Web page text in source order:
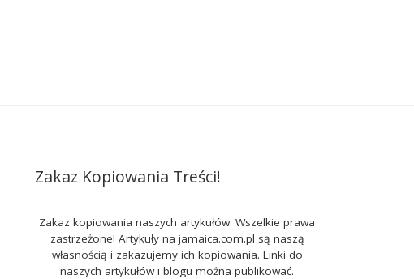
Zakaz Kopiowania Treści!
Zakaz kopiowania naszych artykułów. Wszelkie prawa
zastrzeżone! Artykuły na jamaica.com.pl są naszą
własnością i zakazujemy ich kopiowania. Linki do
naszych artykułów i blogu można publikować.